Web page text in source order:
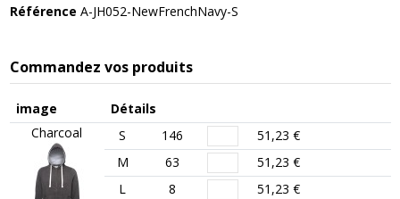
Référence A-JH052-NewFrenchNavy-S
Commandez vos produits
image
Détails
Charcoal
S 146
51,23 €
M
63
51,23 €
L
8
51,23 €